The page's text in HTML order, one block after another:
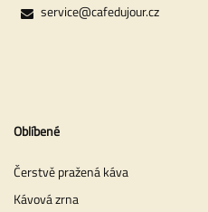
service@cafedujour.cz
Oblíbené
Čerstvě pražená káva
Kávová zrna